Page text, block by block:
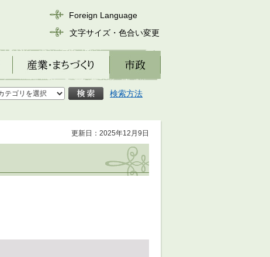
Foreign Language
文字サイズ・色合い変更
産業・まちづくり 市政
検索方法
更新日：2025年12月9日